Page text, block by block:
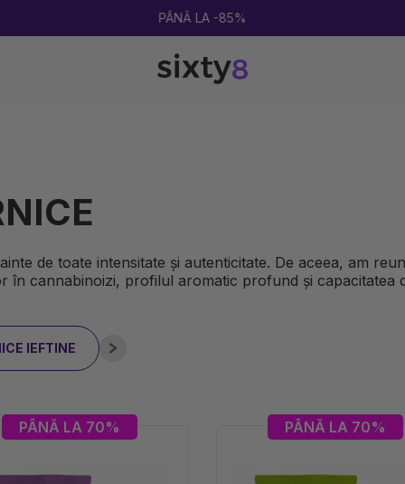
2 CUMPĂRATE = 1 CADOU
de toate intensitate și autenticitate. De aceea, am
în cannabinoizi, profilul aromatic profund și capacitatea
IEFTINE
PÂNĂ LA 70% PÂNĂ LA 70%